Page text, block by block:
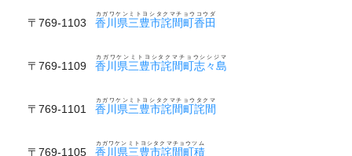
〒769-1103 香川県三豊市詫間町香田
カガワケンミトヨシタクマチョウコウダ
〒769-1109 香川県三豊市詫間町志々島
カガワケンミトヨシタクマチョウシシジマ
〒769-1101 香川県三豊市詫間町詫間
カガワケンミトヨシタクマチョウタクマ
〒769-1105 香川県三豊市詫間町積
カガワケンミトヨシタクマチョウツム